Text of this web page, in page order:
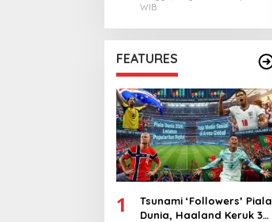
WIB
FEATURES
1
Tsunami ‘Followers’ Piala
Dunia, Haaland Keruk 32